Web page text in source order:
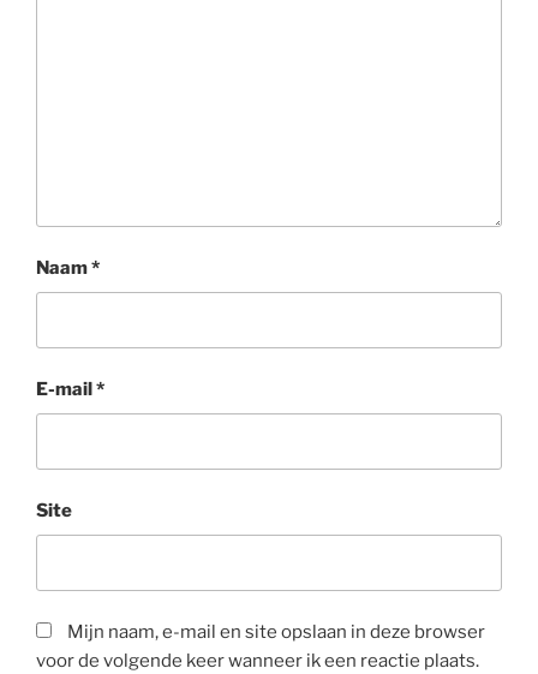
Naam*
E-mail*
Site
Mijn naam, e-mail en site opslaan in deze browser
voor de volgende keer wanneer ik een reactie plaats.